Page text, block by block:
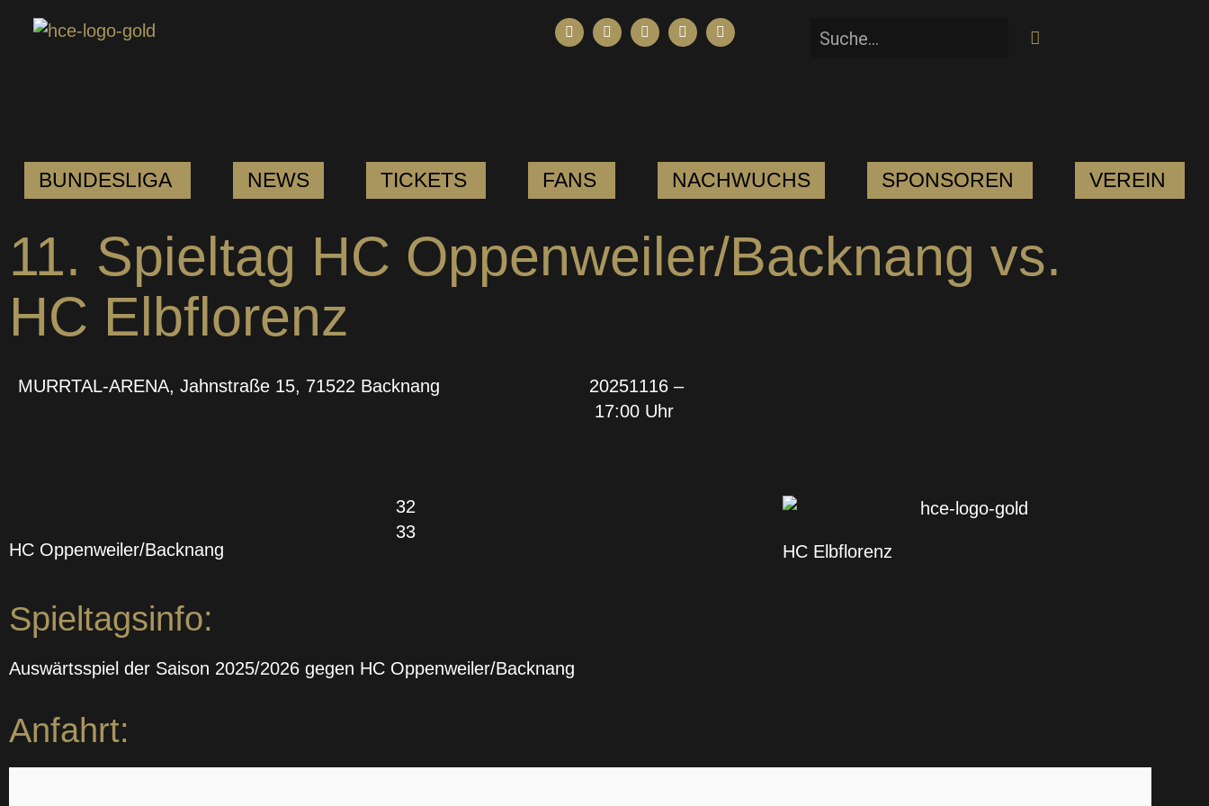
BUNDESLIGA NEWS TICKETS FANS NACHWUCHS SPONSOREN VEREIN
11. Spieltag HC Oppenweiler/Backnang vs.
HC Elbflorenz
MURRTAL-ARENA, Jahnstraße 15, 71522 Backnang
20251116 –
17:00 Uhr
HC Oppenweiler/Backnang
32
33
HC Elbflorenz
Spieltagsinfo:
Auswärtsspiel der Saison 2025/2026 gegen HC Oppenweiler/Backnang
Anfahrt: